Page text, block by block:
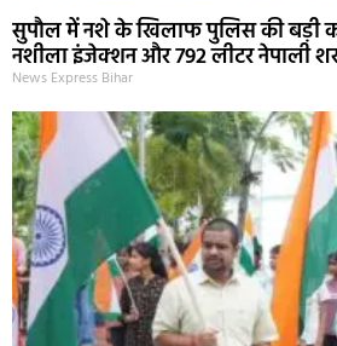
सुपौल में नशे के खिलाफ पुलिस की बड़ी
नशीला इंजेक्शन और 792 लीटर नेपाली
News Express Bihar